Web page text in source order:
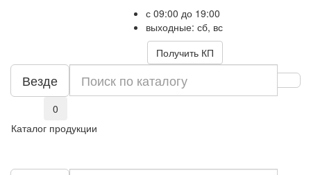
с 09:00 до 19:00
выходные: сб, вс
Получить КП
Везде
0
Каталог продукции